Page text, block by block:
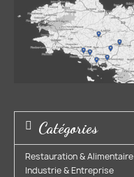
Catégories
Restauration & Alimentaire
Industrie & Entreprise​